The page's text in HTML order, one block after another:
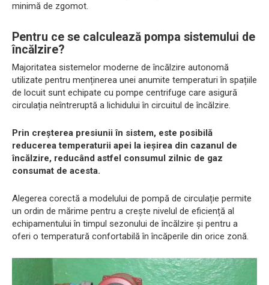
minimă de zgomot.
Pentru ce se calculează pompa sistemului de
încălzire?
Majoritatea sistemelor moderne de încălzire autonomă
utilizate pentru menținerea unei anumite temperaturi în spațiile
de locuit sunt echipate cu pompe centrifuge care asigură
circulația neîntreruptă a lichidului în circuitul de încălzire.
Prin creșterea presiunii în sistem, este posibilă
reducerea temperaturii apei la ieșirea din cazanul de
încălzire, reducând astfel consumul zilnic de gaz
consumat de acesta.
Alegerea corectă a modelului de pompă de circulație permite
un ordin de mărime pentru a crește nivelul de eficiență al
echipamentului în timpul sezonului de încălzire și pentru a
oferi o temperatură confortabilă în încăperile din orice zonă.